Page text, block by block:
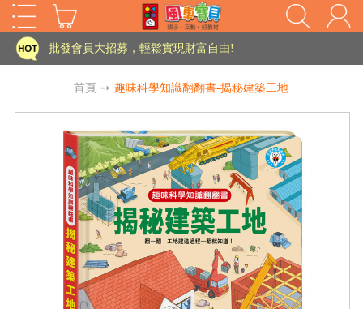
HOT
批發會員大招募，輕鬆實現財富自由!
老師您好!!幼教會員火熱招募中~
海外購物免煩惱！點我查看『海外購物流程說明』
批發會員大招募，輕鬆實現財富自由!
老師您好!!幼教會員火熱招募中~
海外購物免煩惱！點我查看『海外購物流程說明』
首頁 ➙ 趣味科學知識翻翻書-揭秘建築工地